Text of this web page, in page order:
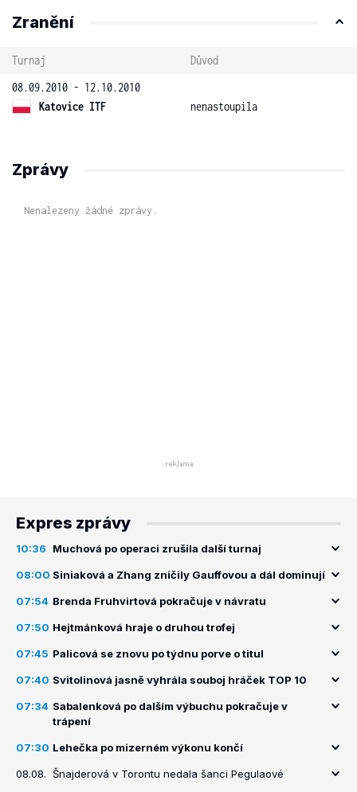
Zranění
Turnaj
Důvod
08.09.2010 - 12.10.2010
Katovice ITF
nenastoupila
Zprávy
Nenalezeny žádné zprávy.
Expres zprávy
10:36 Muchová po operaci zrušila další turnaj
08:00 Siniaková a Zhang zničily Gauffovou a dál dominují
07:54 Brenda Fruhvirtová pokračuje v návratu
07:50 Hejtmánková hraje o druhou trofej
07:45 Palicová se znovu po týdnu porve o titul
07:40 Svitolinová jasně vyhrála souboj hráček TOP 10
07:34 Sabalenková po dalším výbuchu pokračuje v
trápení
07:30 Lehečka po mizerném výkonu končí
08.08. Šnajderová v Torontu nedala šanci Pegulaové